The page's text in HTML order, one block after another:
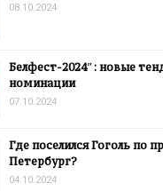
08.10.2024
Белфест-2024″: новые
номинации
07.10.2024
Где поселился Гоголь по
Петербург?
04.10.2024